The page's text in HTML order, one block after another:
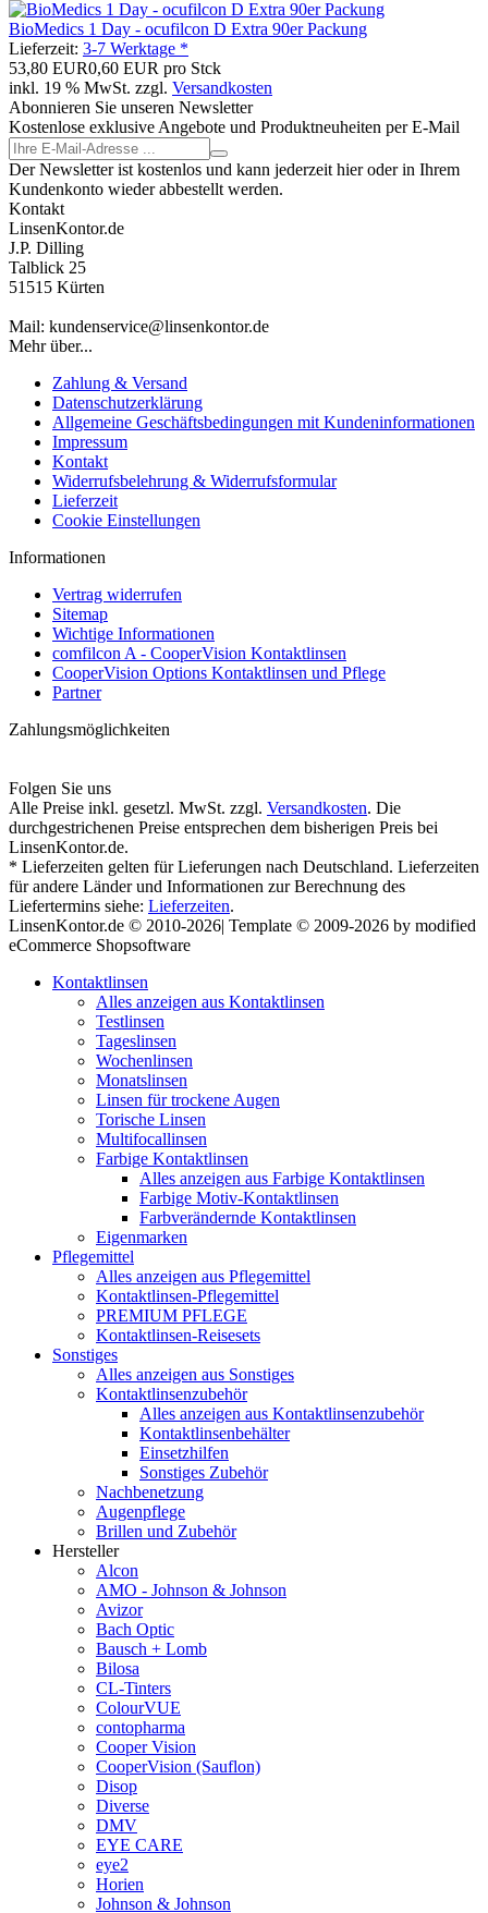
BioMedics 1 Day - ocufilcon D Extra 90er Packung
Lieferzeit: 3-7 Werktage *
53,80 EUR0,60 EUR pro Stck
inkl. 19 % MwSt. zzgl. Versandkosten
Abonnieren Sie unseren Newsletter
Kostenlose exklusive Angebote und Produktneuheiten per E-Mail
Der Newsletter ist kostenlos und kann jederzeit hier oder in Ihrem
Kundenkonto wieder abbestellt werden.
Kontakt
LinsenKontor.de
J.P. Dilling
Talblick 25
51515 Kürten
Mail: kundenservice@linsenkontor.de
Mehr über...
Zahlung & Versand
Datenschutzerklärung
Allgemeine Geschäftsbedingungen mit Kundeninformationen
Impressum
Kontakt
Widerrufsbelehrung & Widerrufsformular
Lieferzeit
Cookie Einstellungen
Informationen
Vertrag widerrufen
Sitemap
Wichtige Informationen
comfilcon A - CooperVision Kontaktlinsen
CooperVision Options Kontaktlinsen und Pflege
Partner
Zahlungsmöglichkeiten
Folgen Sie uns
Alle Preise inkl. gesetzl. MwSt. zzgl. Versandkosten. Die
durchgestrichenen Preise entsprechen dem bisherigen Preis bei
LinsenKontor.de.
* Lieferzeiten gelten für Lieferungen nach Deutschland. Lieferzeiten
für andere Länder und Informationen zur Berechnung des
Liefertermins siehe: Lieferzeiten.
LinsenKontor.de © 2010-2026| Template © 2009-2026 by modified
eCommerce Shopsoftware
Kontaktlinsen
Alles anzeigen aus Kontaktlinsen
Testlinsen
Tageslinsen
Wochenlinsen
Monatslinsen
Linsen für trockene Augen
Torische Linsen
Multifocallinsen
Farbige Kontaktlinsen
Alles anzeigen aus Farbige Kontaktlinsen
Farbige Motiv-Kontaktlinsen
Farbverändernde Kontaktlinsen
Eigenmarken
Pflegemittel
Alles anzeigen aus Pflegemittel
Kontaktlinsen-Pflegemittel
PREMIUM PFLEGE
Kontaktlinsen-Reisesets
Sonstiges
Alles anzeigen aus Sonstiges
Kontaktlinsenzubehör
Alles anzeigen aus Kontaktlinsenzubehör
Kontaktlinsenbehälter
Einsetzhilfen
Sonstiges Zubehör
Nachbenetzung
Augenpflege
Brillen und Zubehör
Hersteller
Alcon
AMO - Johnson & Johnson
Avizor
Bach Optic
Bausch + Lomb
Bilosa
CL-Tinters
ColourVUE
contopharma
Cooper Vision
CooperVision (Sauflon)
Disop
Diverse
DMV
EYE CARE
eye2
Horien
Johnson & Johnson